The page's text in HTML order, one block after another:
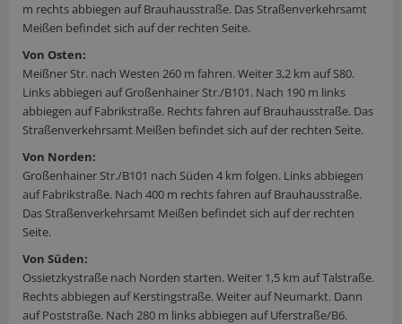
m rechts abbiegen auf Brauhausstraße. Das Straßenverkehrsamt
Meißen befindet sich auf der rechten Seite.
Von Osten:
Meißner Str. nach Westen 260 m fahren. Weiter 3,2 km auf S80.
Links abbiegen auf Großenhainer Str./B101. Nach 190 m links
abbiegen auf Fabrikstraße. Rechts fahren auf Brauhausstraße. Das
Straßenverkehrsamt Meißen befindet sich auf der rechten Seite.
Von Norden:
Großenhainer Str./B101 nach Süden 4 km folgen. Links abbiegen
auf Fabrikstraße. Nach 400 m rechts fahren auf Brauhausstraße.
Das Straßenverkehrsamt Meißen befindet sich auf der rechten
Seite.
Von Süden:
Ossietzkystraße nach Norden starten. Weiter 1,5 km auf Talstraße.
Rechts abbiegen auf Kerstingstraße. Weiter auf Neumarkt. Dann
auf Poststraße. Nach 280 m links abbiegen auf Uferstraße/B6.